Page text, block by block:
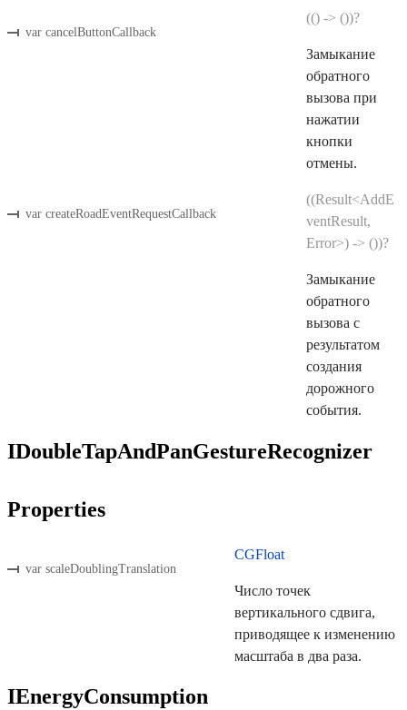
var cancelButtonCallback
(() -> ())?
Замыкание
обратного
вызова при
нажатии
кнопки
отмены.
var createRoadEventRequestCallback
((Result<AddE
ventResult,
Error>) -> ())?
Замыкание
обратного
вызова с
результатом
создания
дорожного
события.
IDoubleTapAndPanGestureRecognizer
Properties
var scaleDoublingTranslation
CGFloat
Число точек
вертикального сдвига,
приводящее к изменению
масштаба в два раза.
IEnergyConsumption